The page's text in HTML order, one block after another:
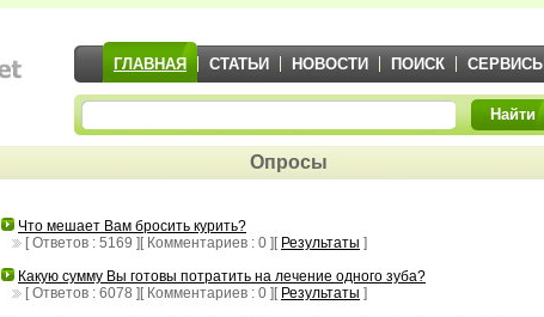
ГЛАВНАЯ СТАТЬИ НОВОСТИ ПОИСК СЕРВИСЫ
Найти
Опросы
Что мешает Вам бросить курить?
[ Ответов : 5169 ][ Комментариев : 0 ][ Результаты ]
Какую сумму Вы готовы потратить на лечение одного зуба?
[ Ответов : 6078 ][ Комментариев : 0 ][ Результаты ]